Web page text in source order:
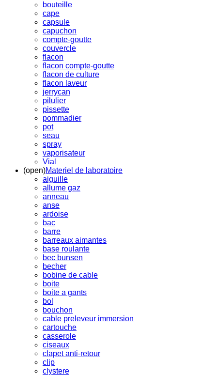
bouteille
cape
capsule
capuchon
compte-goutte
couvercle
flacon
flacon compte-goutte
flacon de culture
flacon laveur
jerrycan
pilulier
pissette
pommadier
pot
seau
spray
vaporisateur
Vial
(open)Materiel de laboratoire
aiguille
allume gaz
anneau
anse
ardoise
bac
barre
barreaux aimantes
base roulante
bec bunsen
becher
bobine de cable
boite
boite a gants
bol
bouchon
cable preleveur immersion
cartouche
casserole
ciseaux
clapet anti-retour
clip
clystere